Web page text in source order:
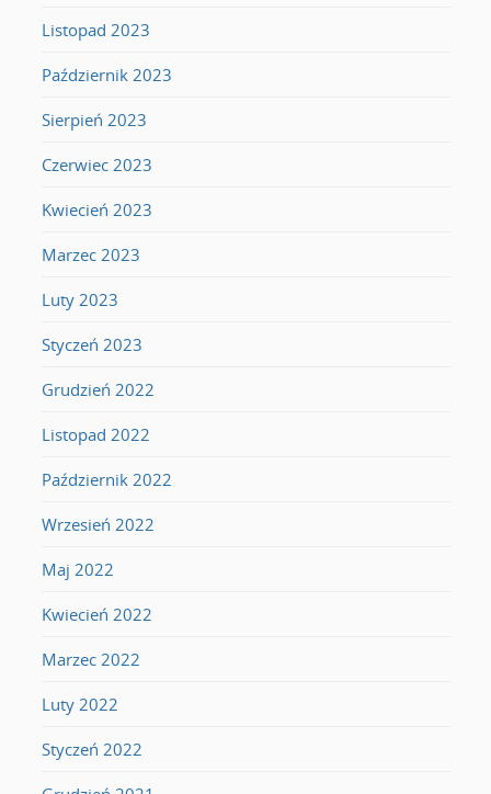
Listopad 2023
Październik 2023
Sierpień 2023
Czerwiec 2023
Kwiecień 2023
Marzec 2023
Luty 2023
Styczeń 2023
Grudzień 2022
Listopad 2022
Październik 2022
Wrzesień 2022
Maj 2022
Kwiecień 2022
Marzec 2022
Luty 2022
Styczeń 2022